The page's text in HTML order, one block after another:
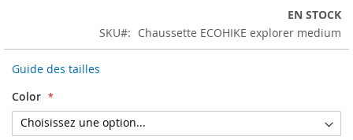
EN STOCK
SKU
Chaussette ECOHIKE explorer medium
Guide des tailles
Color